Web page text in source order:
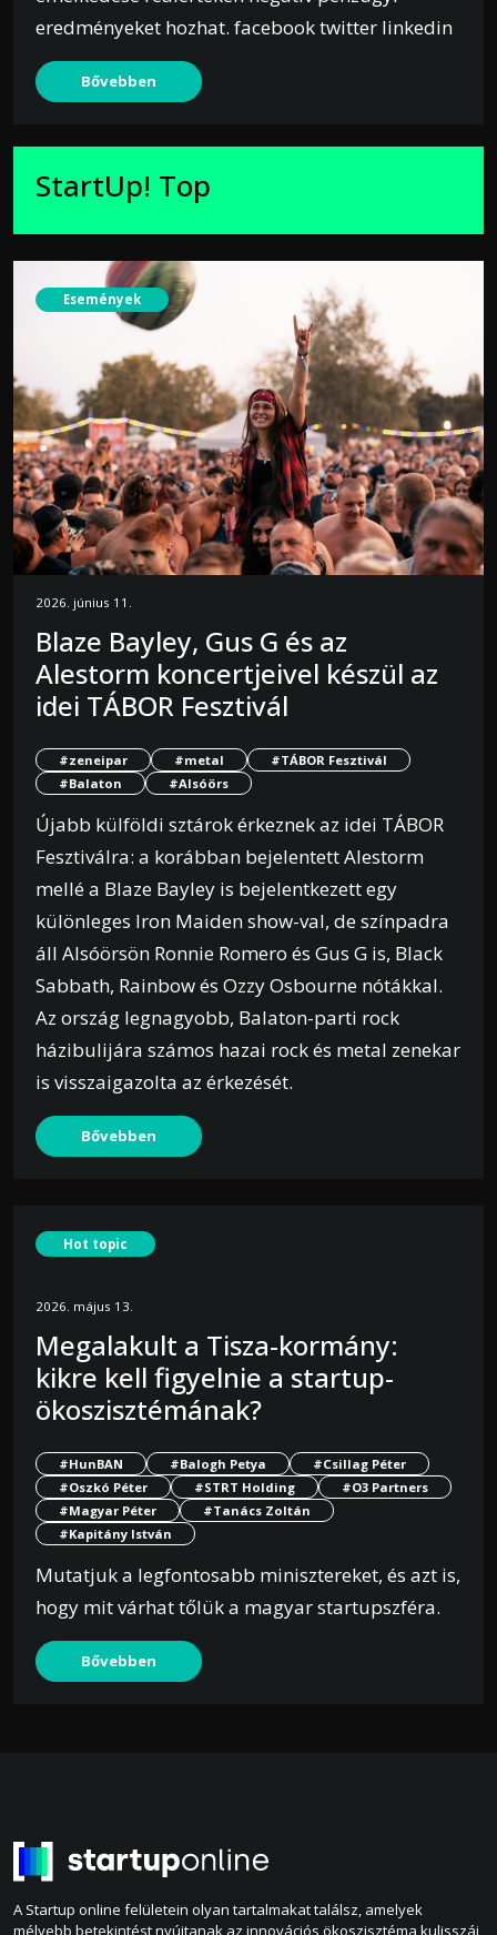
eredményeket hozhat. facebook twitter linkedin
Bővebben
StartUp! Top
Események
2026. június 11.
Blaze Bayley, Gus G és az
Alestorm koncertjeivel készül az
idei TÁBOR Fesztivál
#zeneipar #metal
#TÁBOR Fesztivál
#Balaton
#Alsóörs
Újabb külföldi sztárok érkeznek az idei TÁBOR
Fesztiválra: a korábban bejelentett Alestorm
mellé a Blaze Bayley is bejelentkezett egy
különleges Iron Maiden show-val, de színpadra
áll Alsóörsön Ronnie Romero és Gus G is, Black
Sabbath, Rainbow és Ozzy Osbourne nótákkal.
Az ország legnagyobb, Balaton-parti rock
házibulijára számos hazai rock és metal zenekar
is visszaigazolta az érkezését.
Bővebben
Hot topic
2026. május 13.
Megalakult a Tisza-kormány:
kikre kell figyelnie a startup-
ökoszisztémának?
#HunBAN #Balogh Petya
#Csillag Péter
#Oszkó Péter
#STRT Holding
#O3 Partners
#Magyar Péter
#Tanács Zoltán
#Kapitány István
Mutatjuk a legfontosabb minisztereket, és azt is,
hogy mit várhat tőlük a magyar startupszféra.
Bővebben
A Startup online felületein olyan tartalmakat találsz, amelyek
mélyebb betekintést nyújtanak az innovációs ökoszisztéma kulisszái